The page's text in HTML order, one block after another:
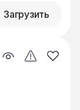
Загрузить